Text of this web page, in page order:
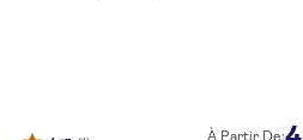
À Partir De: